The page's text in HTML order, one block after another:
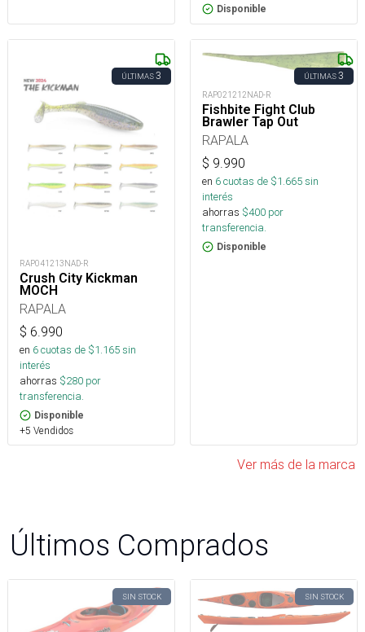
Disponible
ÚLTIMAS3
RAP041213NAD-R
Crush City Kickman
MOCH
RAPALA
$ 6.990
en 6cuotas de $1.165sin
interés
ahorras $280 por
transferencia.
Disponible
+5 Vendidos
ÚLTIMAS3
RAP021212NAD-R
Fishbite Fight Club
Brawler Tap Out
RAPALA
$ 9.990
en 6cuotas de $1.665sin
interés
ahorras $400 por
transferencia.
Disponible
Ver más de la marca
Últimos Comprados
SIN STOCK SIN STOCK